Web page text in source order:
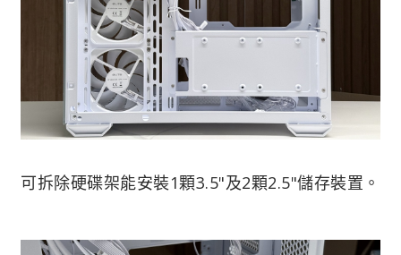
可拆除硬碟架能安裝1顆3.5"及2顆2.5"儲存裝置。